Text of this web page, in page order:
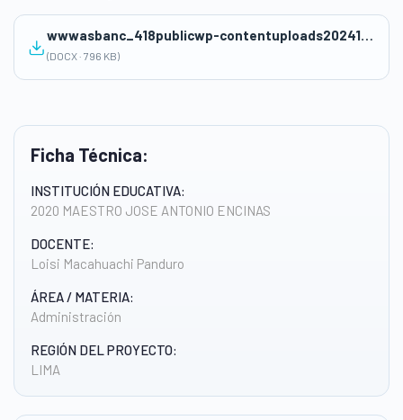
Ficha Técnica:
INSTITUCIÓN EDUCATIVA:
2020 MAESTRO JOSE ANTONIO ENCINAS
DOCENTE:
Loisi Macahuachi Panduro
ÁREA / MATERIA:
Administración
REGIÓN DEL PROYECTO:
LIMA
wwwasbanc_418publicwp-contentuploads202410III-UNIDAD-DE-TERCER-GRADO.docx
(DOCX · 796 KB)